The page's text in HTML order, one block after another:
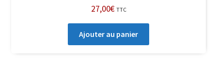
27,00€ TTC
Ajouter au panier